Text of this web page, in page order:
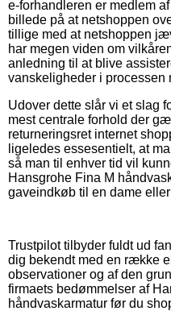
e-forhandleren er medlem
billede på at netshoppen
tillige med at netshoppen
har megen viden om
anledning til at blive
vanskeligheder i processen
Udover dette slår vi et slag
mest centrale forhold der
returneringsret internet
ligeledes essesentielt, at
så man til enhver tid vil
Hansgrohe Fina M
gaveindkøb til en dame
Trustpilot tilbyder fuldt ud
dig bekendt med en række
observationer og af den
firmaets bedømmelser af
håndvaskarmatur før du